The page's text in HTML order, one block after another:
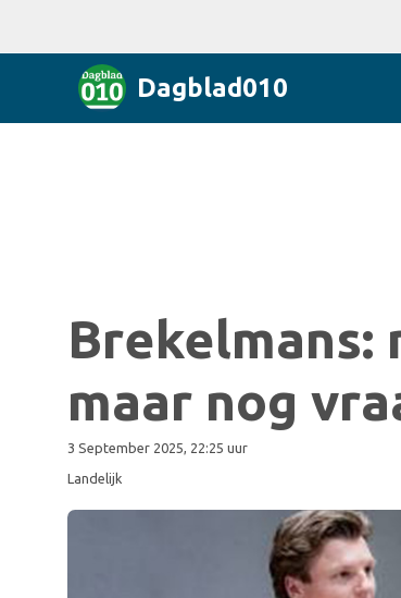
Dagblad010
maar nog
3 September 2025, 22:25 uur
Landelijk